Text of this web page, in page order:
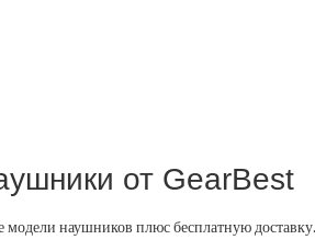
от GearBest
модели наушников плюс бесплатную